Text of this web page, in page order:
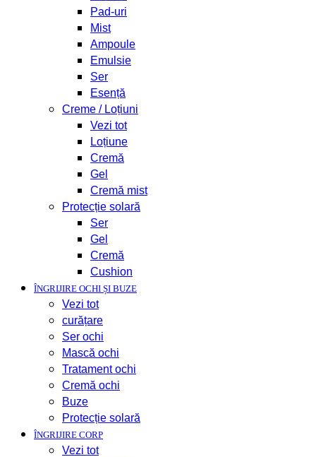
Pad-uri
Mist
Ampoule
Emulsie
Ser
Esență
Creme / Loțiuni
Vezi tot
Loțiune
Cremă
Gel
Cremă mist
Protecție solară
Ser
Gel
Cremă
Cushion
ÎNGRIJIRE OCHI ȘI BUZE
Vezi tot
curățare
Ser ochi
Mască ochi
Tratament ochi
Cremă ochi
Buze
Protecție solară
ÎNGRIJIRE CORP
Vezi tot